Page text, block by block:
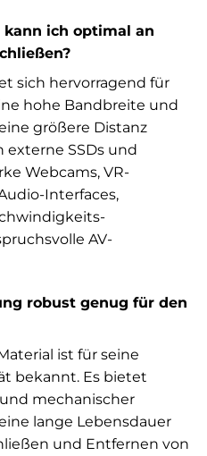
kann ich optimal an
sich hervorragend für
hohe Bandbreite und
größere Distanz
externe SSDs und
Webcams, VR-
Interfaces,
AV-
robust genug für den
ist für seine
bekannt. Es bietet
mechanischer
lange Lebensdauer
und Entfernen von